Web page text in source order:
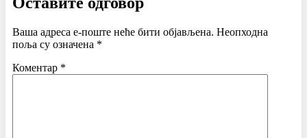
Ваша адреса е-поште неће бити објављена. Неопходна
поља су означена *
Коментар *